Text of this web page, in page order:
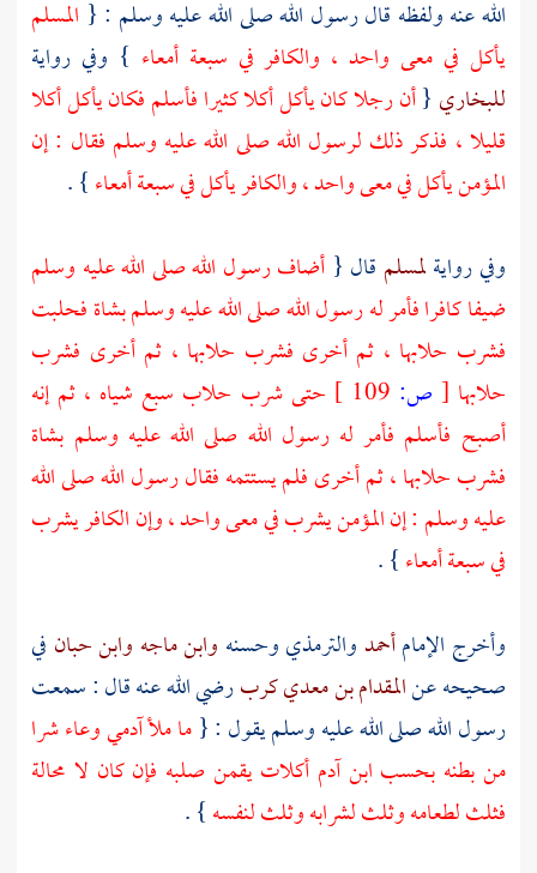
الله عنه ولفظه قال رسول الله صلى الله عليه وسلم : { المسلم
يأكل في معى واحد ، والكافر في سبعة أمعاء } وفي رواية
للبخاري {أن رجلا كان يأكل أكلا كثيرا فأسلم فكان يأكل أكلا
قليلا ، فذكر ذلك لرسول الله صلى الله عليه وسلم فقال : إن
المؤمن يأكل في معى واحد ، والكافر يأكل في سبعة أمعاء} .
وفي روايةلمسلم قال { أضاف رسول الله صلى الله عليه وسلم
ضيفا كافرا فأمر له رسول الله صلى الله عليه وسلم بشاة فحلبت
فشرب حلابها ، ثم أخرى فشرب حلابها ، ثم أخرى فشرب
حلابها [ ص:
حتى شرب حلاب سبع شياه ، ثم إنه
أصبح فأسلم فأمر له رسول الله صلى الله عليه وسلم بشاة
فشرب حلابها ، ثم أخرى فلم يستتمه فقال رسول الله صلى الله
عليه وسلم : إن المؤمن يشرب في معى واحد ، وإن الكافر يشرب
في سبعة أمعاء} .
وأخرج الإمامأحمدوالترمذيوحسنه وابن ماجه وابن حبان في
صحيحه عنالمقدام بن معدي كربرضي الله عنه قال : سمعت
رسول الله صلى الله عليه وسلم يقول : {ما ملأ آدمي وعاء شرا
من بطنه بحسب ابنآدم أكلات يقمن صلبه فإن كان لا محالة
فثلث لطعامه وثلث لشرابه وثلث لنفسه} .